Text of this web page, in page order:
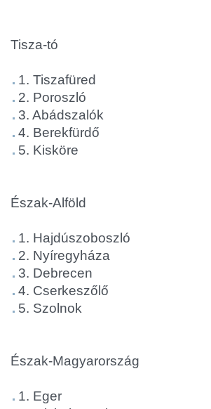
Tisza-tó
1. Tiszafüred
2. Poroszló
3. Abádszalók
4. Berekfürdő
5. Kisköre
Észak-Alföld
1. Hajdúszoboszló
2. Nyíregyháza
3. Debrecen
4. Cserkeszőlő
5. Szolnok
Észak-Magyarország
1. Eger